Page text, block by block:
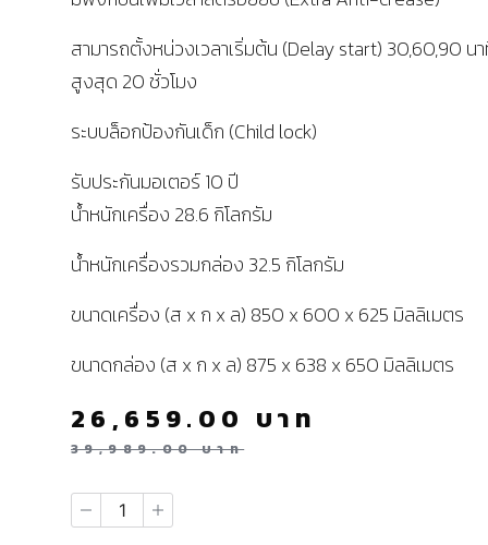
สามารถตั้งหน่วงเวลาเริ่มต้น (Delay start) 30,60,90 น
สูงสุด 20 ชั่วโมง
ระบบล็อกป้องกันเด็ก (Child lock)
รับประกันมอเตอร์ 10 ปี
น้ำหนักเครื่อง 28.6 กิโลกรัม
น้ำหนักเครื่องรวมกล่อง 32.5 กิโลกรัม
ขนาดเครื่อง (ส x ก x ล) 850 x 600 x 625 มิลลิเมตร
ขนาดกล่อง (ส x ก x ล) 875 x 638 x 650 มิลลิเมตร
39,989.00บาท
26,659.00 บาท